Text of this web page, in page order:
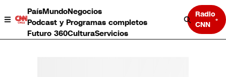
PaísMundoNegocios
Podcast y Programas completos
Futuro 360CulturaServicios
Radio
CNN